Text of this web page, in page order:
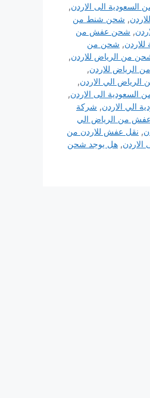
السعودية الى الاردن,
, شحن شنط من
, شحن عفش من
, شحن من
من الرياض للاردن,
الرياض للاردن,
الي الاردن,
الى الاردن,
الي الاردن, شركة
من الرياض الي
, نقل عفش للاردن من
, هل يوجد شحن